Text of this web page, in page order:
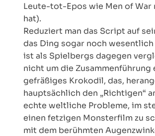
Leute-tot-Epos wie Men of
hat).
Reduziert man das Script auf
das Ding sogar noch
ist als Spielbergs dagegen
nicht um die
gefräßiges Krokodil, das,
hauptsächlich den „Richtigen“
echte weltliche Probleme, im
einen fetzigen Monsterfilm zu
mit dem berühmten